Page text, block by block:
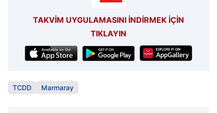
TAKVİM UYGULAMASINI İNDİRMEK İÇİN
TIKLAYIN
TCDD Marmaray